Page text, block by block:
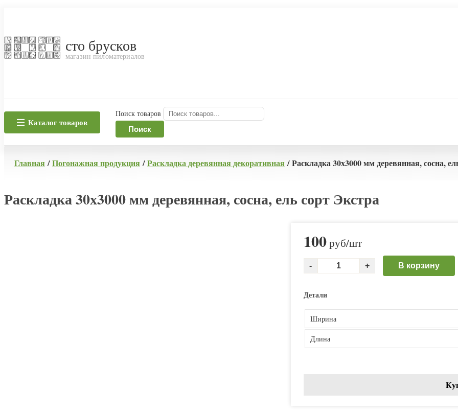
сто брусков
магазин пиломатериалов
Каталог товаров
Поиск товаров
Поиск
Главная/Погонажная продукция/Раскладка деревянная декоративная/ Раскладка 30х3000 мм деревянная, сосна,
Раскладка 30х3000 мм деревянная, сосна, ель сорт Экстра
100руб/шт
В корзину
Детали
Ширина
Длина